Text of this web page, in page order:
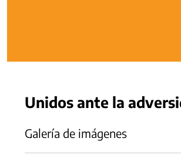
Unidos ante la
Galería de imágenes